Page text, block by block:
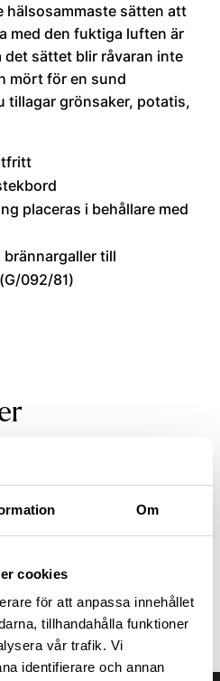
Om
cookies
för att anpassa innehållet
tillhandahålla funktioner
vår trafik. Vi
identifierare och annan
hälsosammaste sätten att
med den fuktiga luften är
det sättet blir råvaran inte
mört för en sund
tillagar grönsaker, potatis,
placeras i behållare med
brännargaller till
092/81)